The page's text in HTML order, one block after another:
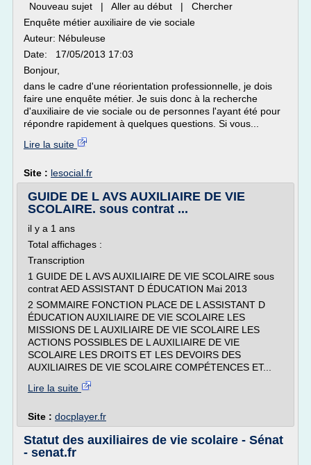
Nouveau sujet | Aller au début | Chercher
Enquête métier auxiliaire de vie sociale
Auteur: Nébuleuse
Date: 17/05/2013 17:03
Bonjour,
dans le cadre d'une réorientation professionnelle, je dois
faire une enquête métier. Je suis donc à la recherche
d'auxiliaire de vie sociale ou de personnes l'ayant été pour
répondre rapidement à quelques questions. Si vous...
Lire la suite
Site : lesocial.fr
GUIDE DE L AVS AUXILIAIRE DE VIE
SCOLAIRE. sous contrat ...
il y a 1 ans
Total affichages :
Transcription
1 GUIDE DE L AVS AUXILIAIRE DE VIE SCOLAIRE sous
contrat AED ASSISTANT D ÉDUCATION Mai 2013
2 SOMMAIRE FONCTION PLACE DE L ASSISTANT D
ÉDUCATION AUXILIAIRE DE VIE SCOLAIRE LES
MISSIONS DE L AUXILIAIRE DE VIE SCOLAIRE LES
ACTIONS POSSIBLES DE L AUXILIAIRE DE VIE
SCOLAIRE LES DROITS ET LES DEVOIRS DES
AUXILIAIRES DE VIE SCOLAIRE COMPÉTENCES ET...
Lire la suite
Site : docplayer.fr
Statut des auxiliaires de vie scolaire - Sénat
- senat.fr